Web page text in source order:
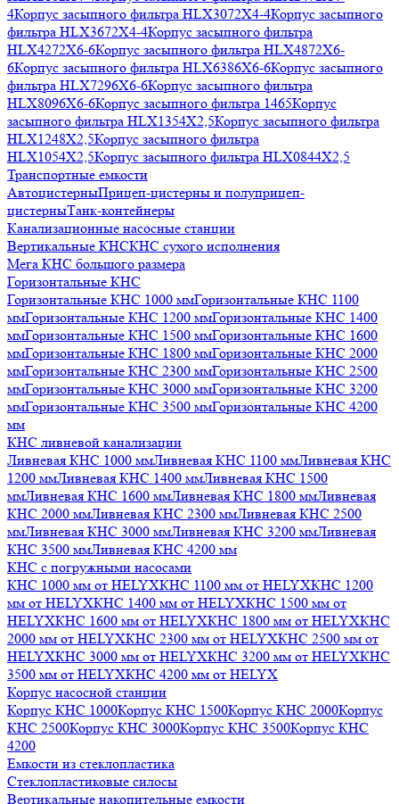
4Корпус засыпного фильтра HLX3072X4-4Корпус засыпного
фильтра HLX3672X4-4Корпус засыпного фильтра
HLX4272X6-6Корпус засыпного фильтра HLX4872X6-
6Корпус засыпного фильтра HLX6386X6-6Корпус засыпного
фильтра HLX7296X6-6Корпус засыпного фильтра
HLX8096X6-6Корпус засыпного фильтра 1465Корпус
засыпного фильтра HLX1354X2,5Корпус засыпного фильтра
HLX1248X2,5Корпус засыпного фильтра
HLX1054X2,5Корпус засыпного фильтра HLX0844X2,5
Транспортные емкости
АвтоцистерныПрицеп-цистерны и полуприцеп-
цистерныТанк-контейнеры
Канализационные насосные станции
Вертикальные КНСКНС сухого исполнения
Мега КНС большого размера
Горизонтальные КНС
Горизонтальные КНС 1000 ммГоризонтальные КНС 1100
ммГоризонтальные КНС 1200 ммГоризонтальные КНС 1400
ммГоризонтальные КНС 1500 ммГоризонтальные КНС 1600
ммГоризонтальные КНС 1800 ммГоризонтальные КНС 2000
ммГоризонтальные КНС 2300 ммГоризонтальные КНС 2500
ммГоризонтальные КНС 3000 ммГоризонтальные КНС 3200
ммГоризонтальные КНС 3500 ммГоризонтальные КНС 4200
мм
КНС ливневой канализации
Ливневая КНС 1000 ммЛивневая КНС 1100 ммЛивневая КНС
1200 ммЛивневая КНС 1400 ммЛивневая КНС 1500
ммЛивневая КНС 1600 ммЛивневая КНС 1800 ммЛивневая
КНС 2000 ммЛивневая КНС 2300 ммЛивневая КНС 2500
ммЛивневая КНС 3000 ммЛивневая КНС 3200 ммЛивневая
КНС 3500 ммЛивневая КНС 4200 мм
КНС с погружными насосами
КНС 1000 мм от HELYXКНС 1100 мм от HELYXКНС 1200
мм от HELYXКНС 1400 мм от HELYXКНС 1500 мм от
HELYXКНС 1600 мм от HELYXКНС 1800 мм от HELYXКНС
2000 мм от HELYXКНС 2300 мм от HELYXКНС 2500 мм от
HELYXКНС 3000 мм от HELYXКНС 3200 мм от HELYXКНС
3500 мм от HELYXКНС 4200 мм от HELYX
Корпус насосной станции
Корпус КНС 1000Корпус КНС 1500Корпус КНС 2000Корпус
КНС 2500Корпус КНС 3000Корпус КНС 3500Корпус КНС
4200
Емкости из стеклопластика
Стеклопластиковые силосы
Вертикальные накопительные емкости